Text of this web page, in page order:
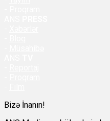
Bizə İnanın!